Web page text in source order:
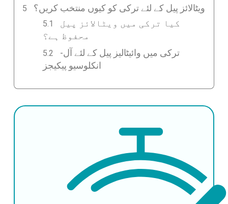
ویٹالائز پیل کے لئے ترکی کو کیوں منتخب کریں؟
کیا ترکی میں ویٹالائز پیل
محفوظ ہے؟
ترکی میں وائیٹالیز پیل کے لئے آل-
انکلوسیو پیکیجز